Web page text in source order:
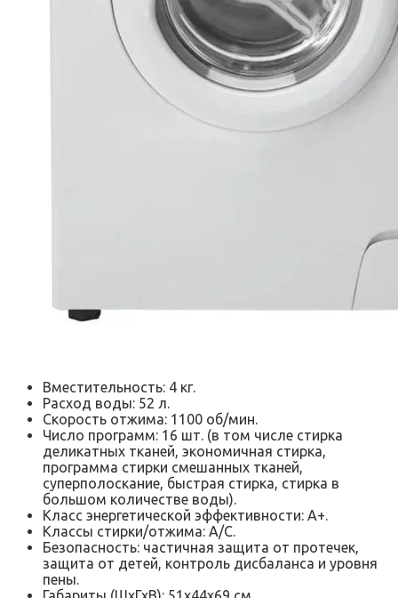
Вместительность: 4 кг.
Расход воды: 52 л.
Скорость отжима: 1100 об/мин.
Число программ: 16 шт. (в том числе стирка
деликатных тканей, экономичная стирка,
программа стирки смешанных тканей,
суперполоскание, быстрая стирка, стирка в
большом количестве воды).
Класс энергетической эффективности: А+.
Классы стирки/отжима: А/С.
Безопасность: частичная защита от протечек,
защита от детей, контроль дисбаланса и уровня
пены.